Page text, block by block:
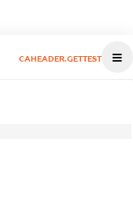
CAHEADER.GETTEST